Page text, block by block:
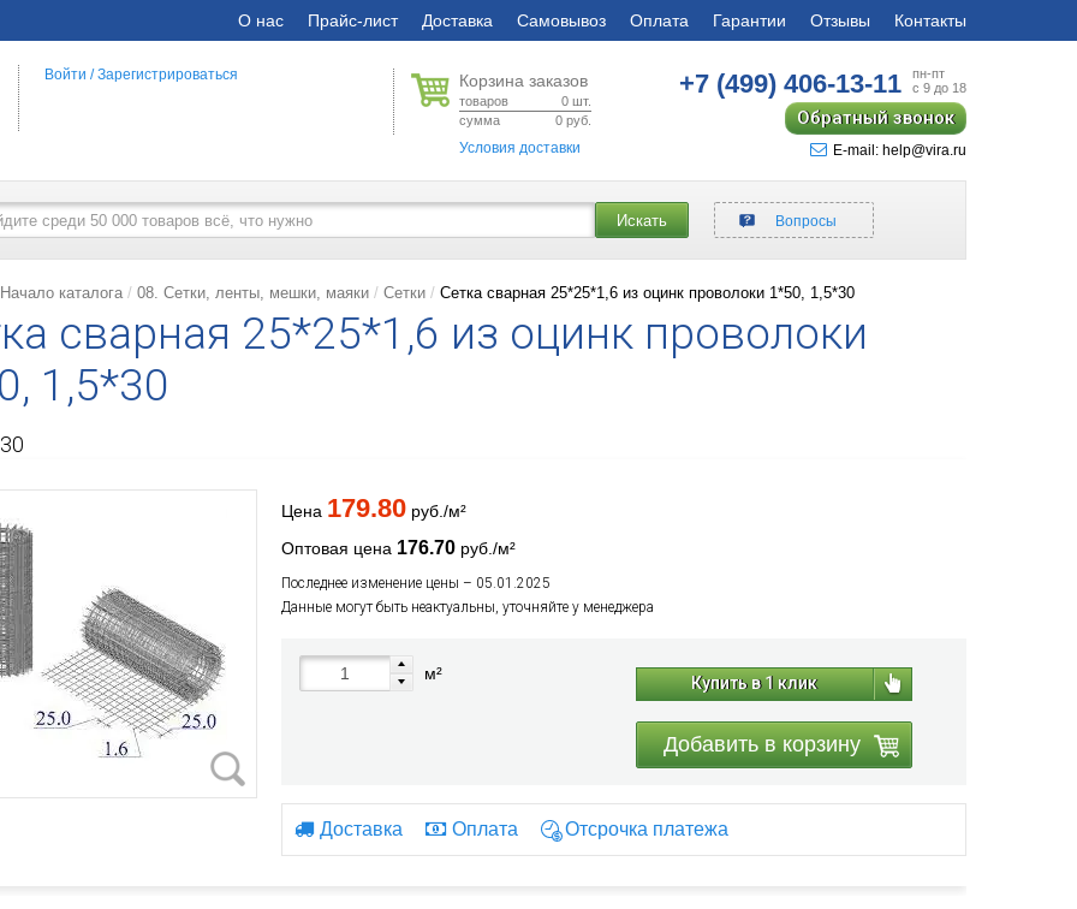
О нас Прайс-лист Доставка Самовывоз Оплата Гарантии Отзывы Контакты
Корзина заказов
товаров 0 шт.
сумма
0 руб.
Условия доставки
+7 (499)406-13-11
пн-пт
с 9 до 18
Обратный звонок
E-mail: help@vira.ru
Войти /Зарегистрироваться
Искать Вопросы
Начало каталога 08. Сетки, ленты, мешки, маяки Сетки Сетка сварная 25*25*1,6 из оцинк проволоки 1*50, 1,5*30
сварная 25*25*1,6 из оцинк проволоки
1,5*30
Цена 179.80руб./м²
Оптовая цена 176.70руб./м²
Последнее изменение цены – 05.01.2025
Данные могут быть неактуальны, уточняйте у менеджера
м² Купить в 1 клик
Добавить в корзину
Доставка Оплата Отсрочка платежа